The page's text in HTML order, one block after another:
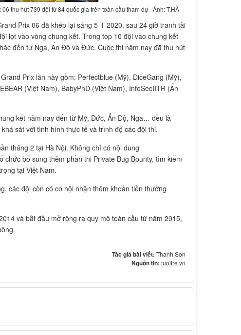
thu hút 739 đội từ 84 quốc gia trên toàn cầu tham dự - Ảnh: T.HÀ
Prix 06 đã khép lại sáng 5-1-2020, sau 24 giờ tranh tài
lọt vào vòng chung kết. Trong top 10 đội vào chung kết
đến từ Nga, Ấn Độ và Đức. Cuộc thi năm nay đã thu hút
Prix lần này gồm: Perfectblue (Mỹ), DiceGang (Mỹ),
(Việt Nam), BabyPhD (Việt Nam), InfoSecIITR (Ấn
kết năm nay đến từ Mỹ, Đức, Ấn Độ, Nga… đều là
sát với tình hình thực tế và trình độ các đội thi.
tháng 2 tại Hà Nội. Không chỉ có nội dung
bổ sung thêm phần thi Private Bug Bounty, tìm kiếm
tại Việt Nam.
các đội còn có cơ hội nhận thêm khoản tiền thưởng
và bắt đầu mở rộng ra quy mô toàn cầu từ năm 2015,
Tác giả bài viết: Thanh Sơn
Nguồn tin: tuoitre.vn